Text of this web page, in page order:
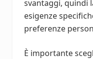
svantaggi, quindi
esigenze
preferenze
È importante